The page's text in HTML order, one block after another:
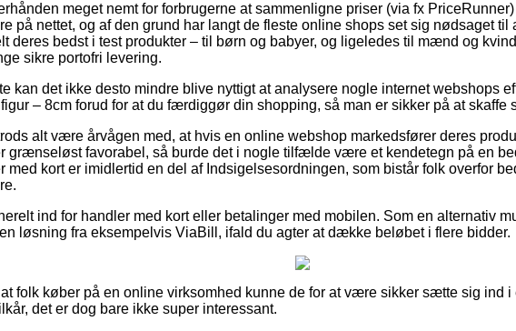
meget nemt for forbrugerne at sammenligne priser (via fx
på nettet, og af den grund har langt de fleste online shops set sig nødsaget til
deres bedst i test produkter – til børn og babyer, og ligeledes til mænd og
sikre portofri levering.
kan det ikke desto mindre blive nyttigt at analysere nogle internet webshops
– 8cm forud for at du færdiggør din shopping, så man er sikker på at skaffe
alt være årvågen med, at hvis en online webshop markedsfører deres
grænseløst favorabel, så burde det i nogle tilfælde være et kendetegn på en
med kort er imidlertid en del af Indsigelsesordningen, som bistår folk overfor
ind for handler med kort eller betalinger med mobilen. Som en alternativ
løsning fra eksempelvis ViaBill, ifald du agter at dække beløbet i flere bidder.
at folk køber på en online virksomhed kunne de for at være sikker sætte sig ind i
det er dog bare ikke super interessant.